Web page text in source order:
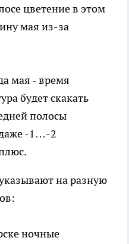
цветение в этом
мая из-за
мая - время
будет скакать
полосы
-1…-2
на разную
ночные